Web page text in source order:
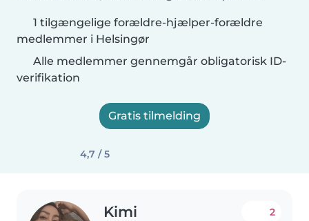
1 tilgængelige forældre-hjælper-forældre
medlemmer i Helsingør
Alle medlemmer gennemgår obligatorisk ID-
verifikation
Gratis tilmelding
4,7 / 5
Kimi 2